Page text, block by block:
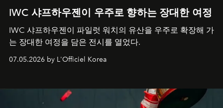
IWC 샤프하우젠이 우주로 향하는 장대한 여정
IWC 샤프하우젠이 파일럿 워치의 유산을 우주로 확장해 가
는 장대한 여정을 담은 전시를 열었다.
07.05.2026 by L'Officiel Korea